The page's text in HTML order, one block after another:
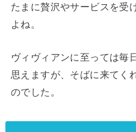
たまに贅沢やサービスを受
よね。
ヴィヴィアンに至っては毎
思えますが、そばに来てく
のでした。